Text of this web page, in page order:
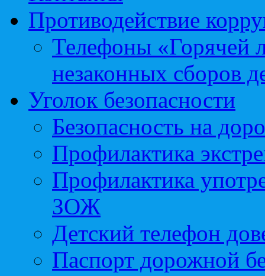
Противодействие
Телефоны «Горячей
незаконных сборов
Уголок безопасности
Безопасность на
Профилактика
Профилактика
ЗОЖ
Детский телефон
Паспорт дорожной